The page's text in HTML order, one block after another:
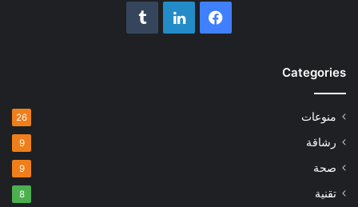
فيسبوكلينكدإن
‏Tumblr
Categories
منوعات 26
رشاقة 9
صحة 9
تقنية 8